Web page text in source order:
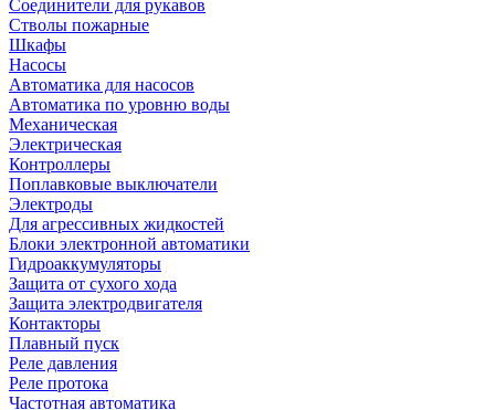
Соединители для рукавов
Стволы пожарные
Шкафы
Насосы
Автоматика для насосов
Автоматика по уровню воды
Механическая
Электрическая
Контроллеры
Поплавковые выключатели
Электроды
Для агрессивных жидкостей
Блоки электронной автоматики
Гидроаккумуляторы
Защита от сухого хода
Защита электродвигателя
Контакторы
Плавный пуск
Реле давления
Реле протока
Частотная автоматика